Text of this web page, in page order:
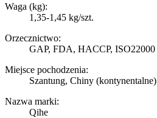
Waga (kg):
1,35-1,45 kg/szt.
Orzecznictwo:
GAP, FDA, HACCP, ISO22000
Miejsce pochodzenia:
Szantung, Chiny (kontynentalne)
Nazwa marki:
Qihe